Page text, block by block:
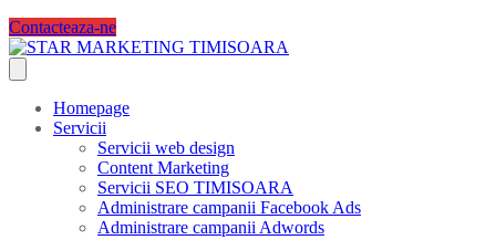
Contacteaza-ne
Homepage
Servicii
Servicii web design
Content Marketing
Servicii SEO TIMISOARA
Administrare campanii Facebook Ads
Administrare campanii Adwords